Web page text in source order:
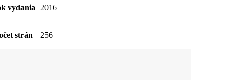
vydania 2016
strán 256